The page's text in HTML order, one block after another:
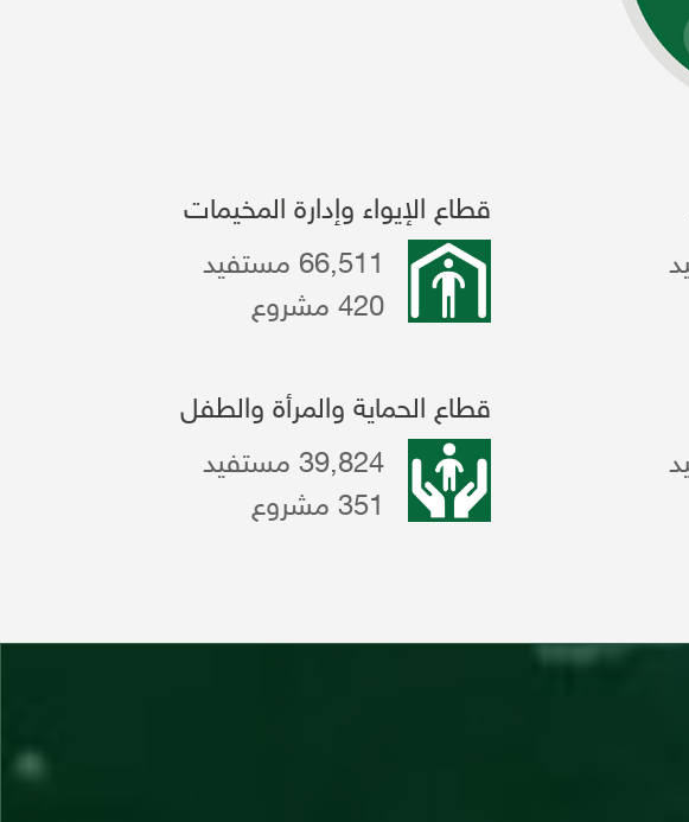
قطاع الإيواء وإدارة المخيمات
66,511 مستفيد
420 مشروع
قطاع الحماية والمرأة والطفل
39,824 مستفيد
351 مشروع